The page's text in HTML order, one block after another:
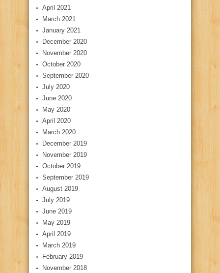
April 2021
March 2021
January 2021
December 2020
November 2020
October 2020
September 2020
July 2020
June 2020
May 2020
April 2020
March 2020
December 2019
November 2019
October 2019
September 2019
August 2019
July 2019
June 2019
May 2019
April 2019
March 2019
February 2019
November 2018